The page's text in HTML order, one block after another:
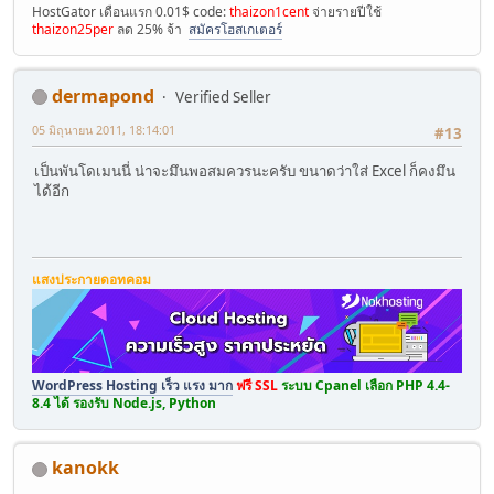
HostGator เดือนแรก 0.01$ code:thaizon1centจ่ายรายปีใช้
thaizon25per ลด 25% จ้า สมัครโฮสเกเตอร์
dermapond
Verified Seller
#13
05 มิถุนายน 2011, 18:14:01
เป็นพันโดเมนนี่ น่าจะมึนพอสมควรนะครับ ขนาดว่าใส่ Excel ก็คงมึน
ได้อีก
แสงประกายดอทคอม
WordPress Hosting เร็ว แรง มากฟรี SSLระบบ Cpanel เลือก PHP 4.4-
8.4 ได้ รองรับ Node.js, Python
kanokk